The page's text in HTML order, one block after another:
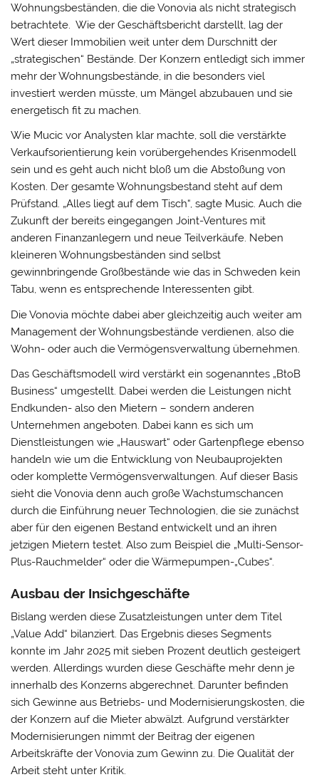
Wohnungsbeständen, die die Vonovia als nicht strategisch
betrachtete. Wie der Geschäftsbericht darstellt, lag der
Wert dieser Immobilien weit unter dem Durschnitt der
„strategischen“ Bestände. Der Konzern entledigt sich immer
mehr der Wohnungsbestände, in die besonders viel
investiert werden müsste, um Mängel abzubauen und sie
energetisch fit zu machen.
Wie Mucic vor Analysten klar machte, soll die verstärkte
Verkaufsorientierung kein vorübergehendes Krisenmodell
sein und es geht auch nicht bloß um die Abstoßung von
Kosten. Der gesamte Wohnungsbestand steht auf dem
Prüfstand. „Alles liegt auf dem Tisch“, sagte Music. Auch die
Zukunft der bereits eingegangen Joint-Ventures mit
anderen Finanzanlegern und neue Teilverkäufe. Neben
kleineren Wohnungsbeständen sind selbst
gewinnbringende Großbestände wie das in Schweden kein
Tabu, wenn es entsprechende Interessenten gibt.
Die Vonovia möchte dabei aber gleichzeitig auch weiter am
Management der Wohnungsbestände verdienen, also die
Wohn- oder auch die Vermögensverwaltung übernehmen.
Das Geschäftsmodell wird verstärkt ein sogenanntes „BtoB
Business“ umgestellt. Dabei werden die Leistungen nicht
Endkunden- also den Mietern – sondern anderen
Unternehmen angeboten. Dabei kann es sich um
Dienstleistungen wie „Hauswart“ oder Gartenpflege ebenso
handeln wie um die Entwicklung von Neubauprojekten
oder komplette Vermögensverwaltungen. Auf dieser Basis
sieht die Vonovia denn auch große Wachstumschancen
durch die Einführung neuer Technologien, die sie zunächst
aber für den eigenen Bestand entwickelt und an ihren
jetzigen Mietern testet. Also zum Beispiel die „Multi-Sensor-
Plus-Rauchmelder“ oder die Wärmepumpen-„Cubes“.
Ausbau der Insichgeschäfte
Bislang werden diese Zusatzleistungen unter dem Titel
„Value Add“ bilanziert. Das Ergebnis dieses Segments
konnte im Jahr 2025 mit sieben Prozent deutlich gesteigert
werden. Allerdings wurden diese Geschäfte mehr denn je
innerhalb des Konzerns abgerechnet. Darunter befinden
sich Gewinne aus Betriebs- und Modernisierungskosten, die
der Konzern auf die Mieter abwälzt. Aufgrund verstärkter
Modernisierungen nimmt der Beitrag der eigenen
Arbeitskräfte der Vonovia zum Gewinn zu. Die Qualität der
Arbeit steht unter Kritik.